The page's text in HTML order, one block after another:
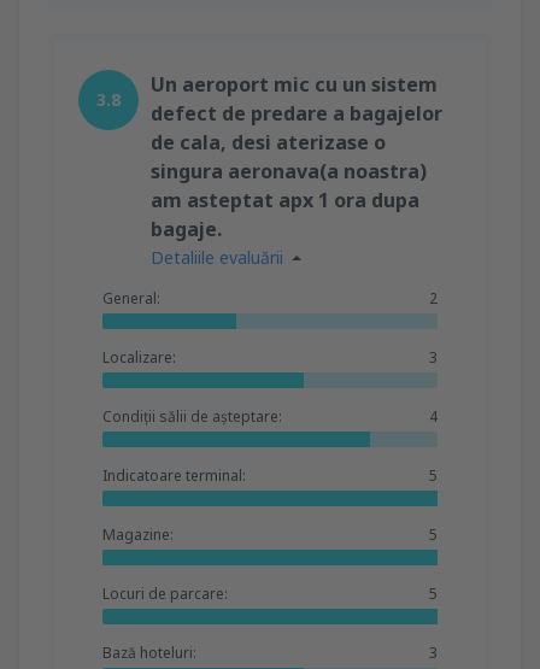
3.8
Un aeroport mic cu un sistem
defect de predare a bagajelor
de cala, desi aterizase o
singura aeronava(a noastra)
am asteptat apx 1 ora dupa
bagaje.
Detaliile evaluării
General: 2
Localizare: 3
Condiții sălii de așteptare: 4
Indicatoare terminal: 5
Magazine: 5
Locuri de parcare: 5
Bază hoteluri: 3